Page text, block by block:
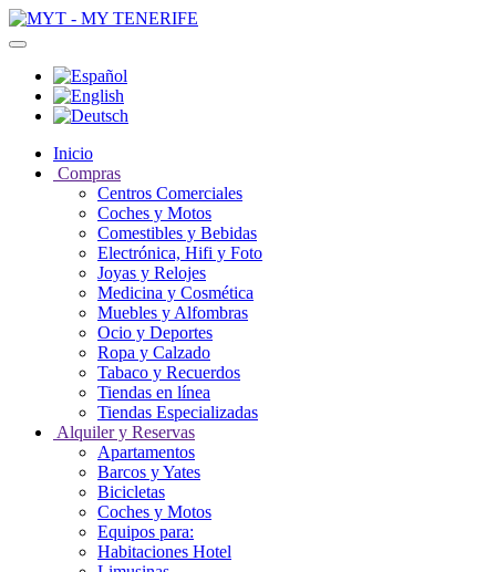
Inicio
Compras
Centros Comerciales
Coches y Motos
Comestibles y Bebidas
Electrónica, Hifi y Foto
Joyas y Relojes
Medicina y Cosmética
Muebles y Alfombras
Ocio y Deportes
Ropa y Calzado
Tabaco y Recuerdos
Tiendas en línea
Tiendas Especializadas
Alquiler y Reservas
Apartamentos
Barcos y Yates
Bicicletas
Coches y Motos
Equipos para:
Habitaciones Hotel